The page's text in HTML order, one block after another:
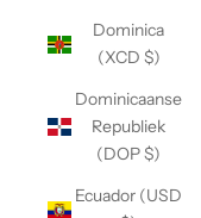
Dominica
(XCD $)
Dominicaanse
Republiek
(DOP $)
Ecuador (USD